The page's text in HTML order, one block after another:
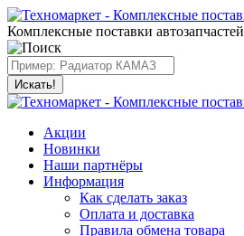
Комплексные поставки автозапчастей
Искать!
Акции
Новинки
Наши партнёры
Информация
Как сделать заказ
Оплата и доставка
Правила обмена товара